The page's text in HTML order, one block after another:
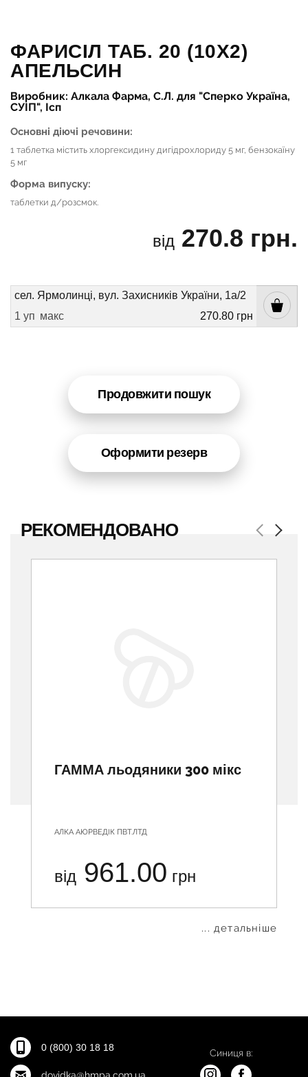
ФАРИСІЛ ТАБ. 20 (10Х2)
АПЕЛЬСИН
Виробник: Алкала Фарма, С.Л. для "Сперко Україна,
СУІП", Ісп
Основні діючі речовини:
1 таблетка містить хлоргексидину дигідрохлориду 5 мг, бензокаїну
5 мг
Форма випуску:
таблетки д/розсмок.
від 270.8 грн.
сел. Ярмолинці, вул. Захисників України, 1а/2
1 уп макс 270.80 грн
Продовжити пошук
Оформити резерв
РЕКОМЕНДОВАНО Previous
ГАММА льодяники 300 мікс
АЛКА АЮРВЕДІК ПВТ.ЛТД
від 961.00 грн
... детальніше
Next
0 (800) 30 18 18
dovidka@hmpa.com.ua
Синиця в: